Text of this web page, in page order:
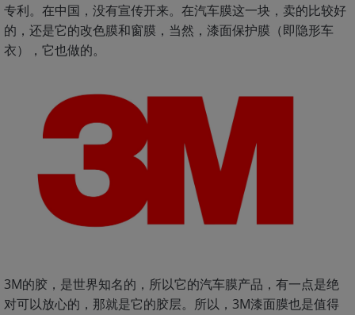
专利。在中国，没有宣传开来。在汽车膜这一块，卖的比较好
的，还是它的改色膜和窗膜，当然，漆面保护膜（即隐形车
衣），它也做的。
3M的胶，是世界知名的，所以它的汽车膜产品，有一点是绝
对可以放心的，那就是它的胶层。所以，3M漆面膜也是值得